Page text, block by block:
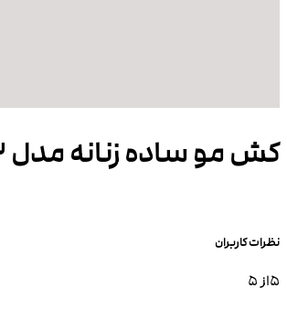
کش مو ساده زنانه مدل 4993
نظرات کاربران
5از 5